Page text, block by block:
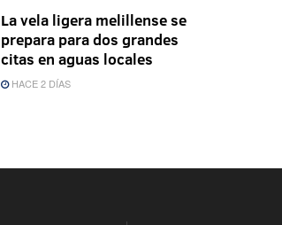
La vela ligera melillense se
prepara para dos grandes
citas en aguas locales
HACE 2 DÍAS